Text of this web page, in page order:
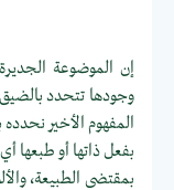
إن الموضوعة
وجودها تتحدد
المفهوم الأخير
بمقتضى الطبيعة،